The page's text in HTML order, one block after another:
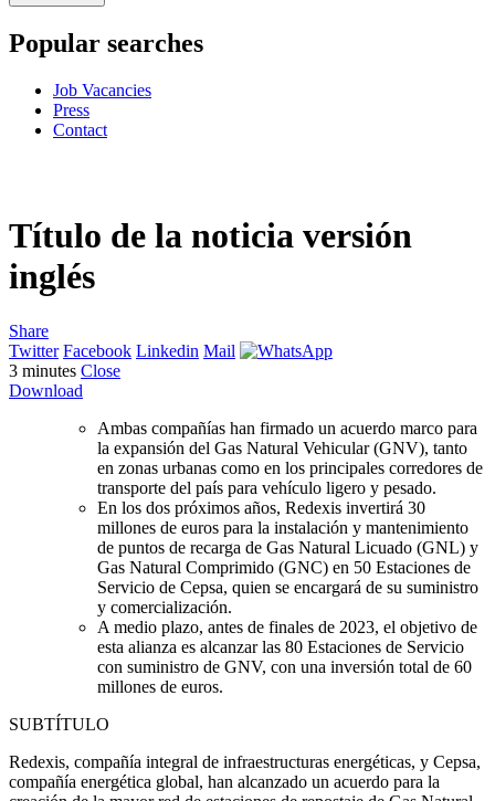
Popular searches
Job Vacancies
Press
Contact
Título de la noticia versión
inglés
Share
Twitter Facebook Linkedin Mail
3 minutes Close
Download
Ambas compañías han firmado un acuerdo marco para
la expansión del Gas Natural Vehicular (GNV), tanto
en zonas urbanas como en los principales corredores de
transporte del país para vehículo ligero y pesado.
En los dos próximos años, Redexis invertirá 30
millones de euros para la instalación y mantenimiento
de puntos de recarga de Gas Natural Licuado (GNL) y
Gas Natural Comprimido (GNC) en 50 Estaciones de
Servicio de Cepsa, quien se encargará de su suministro
y comercialización.
A medio plazo, antes de finales de 2023, el objetivo de
esta alianza es alcanzar las 80 Estaciones de Servicio
con suministro de GNV, con una inversión total de 60
millones de euros.
SUBTÍTULO
Redexis, compañía integral de infraestructuras energéticas, y Cepsa,
compañía energética global, han alcanzado un acuerdo para la